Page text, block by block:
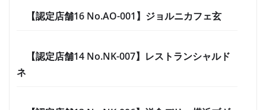
【認定店舗16 No.AO-001】ジョルニカフェ玄
【認定店舗14 No.NK-007】レストランシャルド
ネ